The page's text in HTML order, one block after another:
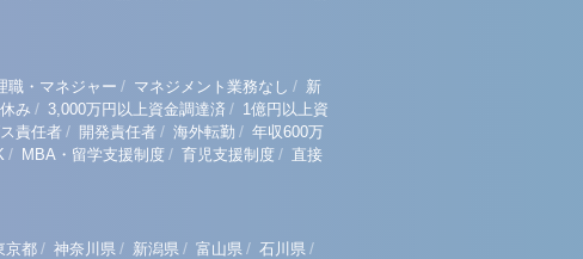
職・マネジャー / マネジメント業務なし / 新
み / 3,000万円以上資金調達済 / 1億円以上資
責任者/ 開発責任者 / 海外転勤 / 年収600万
/ MBA・留学支援制度 / 育児支援制度 / 直接
京都 / 神奈川県 / 新潟県 / 富山県 / 石川県 /